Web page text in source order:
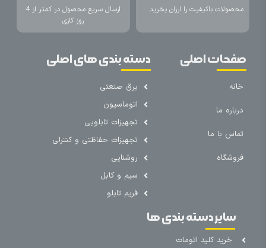
محصولات باکیفیت را ارزان بخرید
ارسال سریع محصول در کمتر از 4
روز کاری
صفحات اصلی
خانه
درباره ما
تماس با ما
فروشگاه
دسته بندی های اصلی
برق صنعتی
اتوماسیون
تجهیزات تابلویی
تجهیزات حفاظتی و کنترلی
روشنایی
سیم و کابل
فریم تابلو
سایر دسته بندی ها
خرید کلید اتومات